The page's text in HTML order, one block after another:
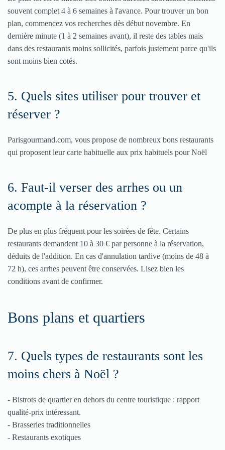
souvent complet 4 à 6 semaines à l'avance. Pour trouver un bon
plan, commencez vos recherches dès début novembre. En
dernière minute (1 à 2 semaines avant), il reste des tables mais
dans des restaurants moins sollicités, parfois justement parce qu'ils
sont moins bien cotés.
5. Quels sites utiliser pour trouver et
réserver ?
Parisgourmand.com, vous propose de nombreux bons restaurants
qui proposent leur carte habituelle aux prix habituels pour Noël
6. Faut-il verser des arrhes ou un
acompte à la réservation ?
De plus en plus fréquent pour les soirées de fête. Certains
restaurants demandent 10 à 30 € par personne à la réservation,
déduits de l'addition. En cas d'annulation tardive (moins de 48 à
72 h), ces arrhes peuvent être conservées. Lisez bien les
conditions avant de confirmer.
Bons plans et quartiers
7. Quels types de restaurants sont les
moins chers à Noël ?
- Bistrots de quartier en dehors du centre touristique : rapport
qualité-prix intéressant.
- Brasseries traditionnelles
- Restaurants exotiques